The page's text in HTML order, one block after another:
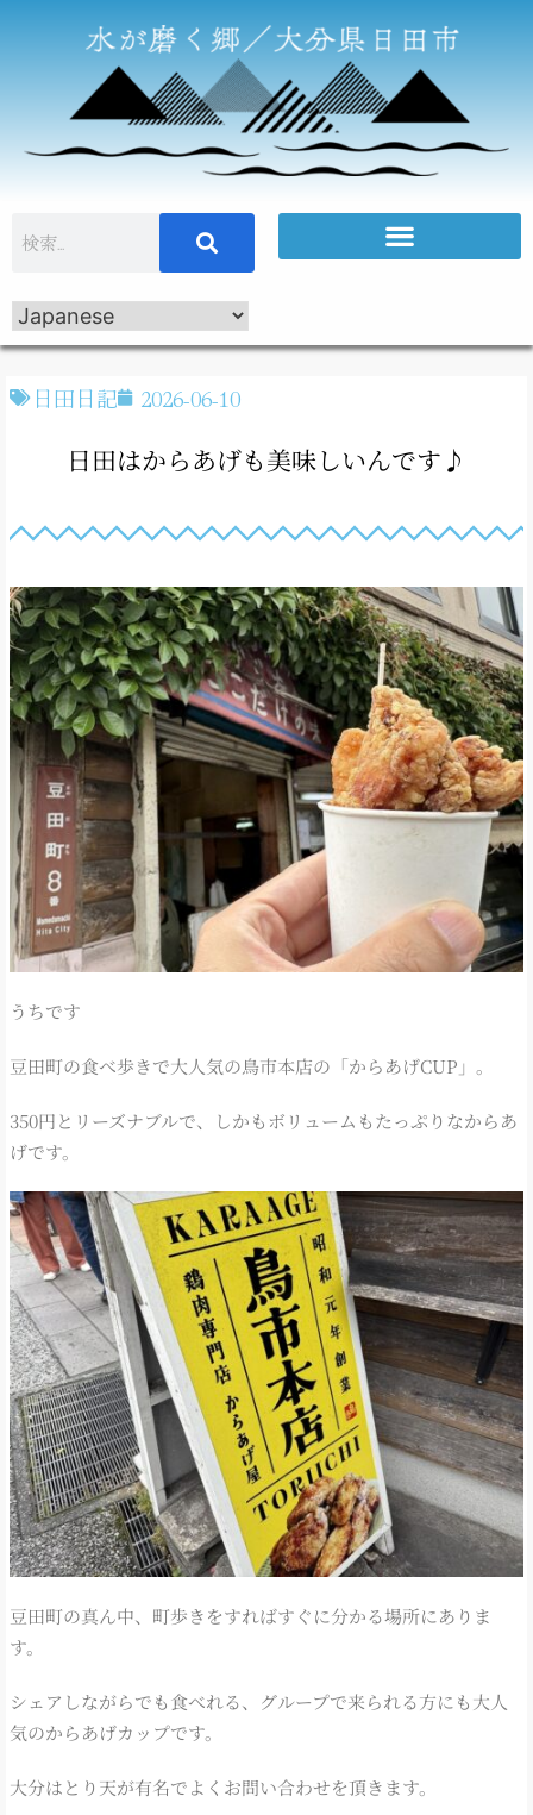
日田日記 2026-06-10
日田はからあげも美味しいんです♪
うちです
豆田町の食べ歩きで大人気の鳥市本店の「からあげCUP」。
350円とリーズナブルで、しかもボリュームもたっぷりなからあ
げです。
豆田町の真ん中、町歩きをすればすぐに分かる場所にありま
す。
シェアしながらでも食べれる、グループで来られる方にも大人
気のからあげカップです。
大分はとり天が有名でよくお問い合わせを頂きます。